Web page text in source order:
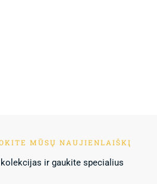
MŪSŲ NAUJIENLAIŠKĮ
ir gaukite specialius